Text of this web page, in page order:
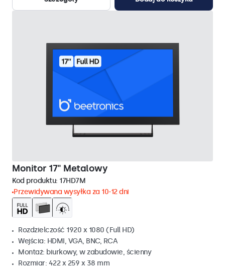
Monitor 17" Metalowy
Kod produktu: 17HD7M
Przewidywana wysyłka za 10-12 dni
Rozdzielczość 1920 x 1080 (Full HD)
Wejścia: HDMI, VGA, BNC, RCA
Montaż: biurkowy, w zabudowie, ścienny
Rozmiar: 422 x 259 x 38 mm